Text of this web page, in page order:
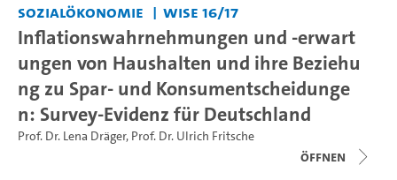
Sozialökonomie
WiSe 16/17
Inflationswahrnehmungen und -erwart
ungen von Haushalten und ihre Beziehu
ng zu Spar- und Konsumentscheidunge
n: Survey-Evidenz für Deutschland
Prof. Dr. Lena Dräger, Prof. Dr. Ulrich Fritsche
Öffnen